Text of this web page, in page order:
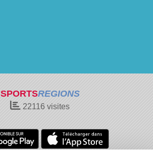
SPORTSREGIONS
22116 visites